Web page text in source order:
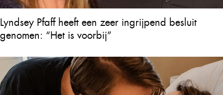
Lyndsey Pfaff heeft een zeer ingrijpend besluit
genomen: “Het is voorbij”